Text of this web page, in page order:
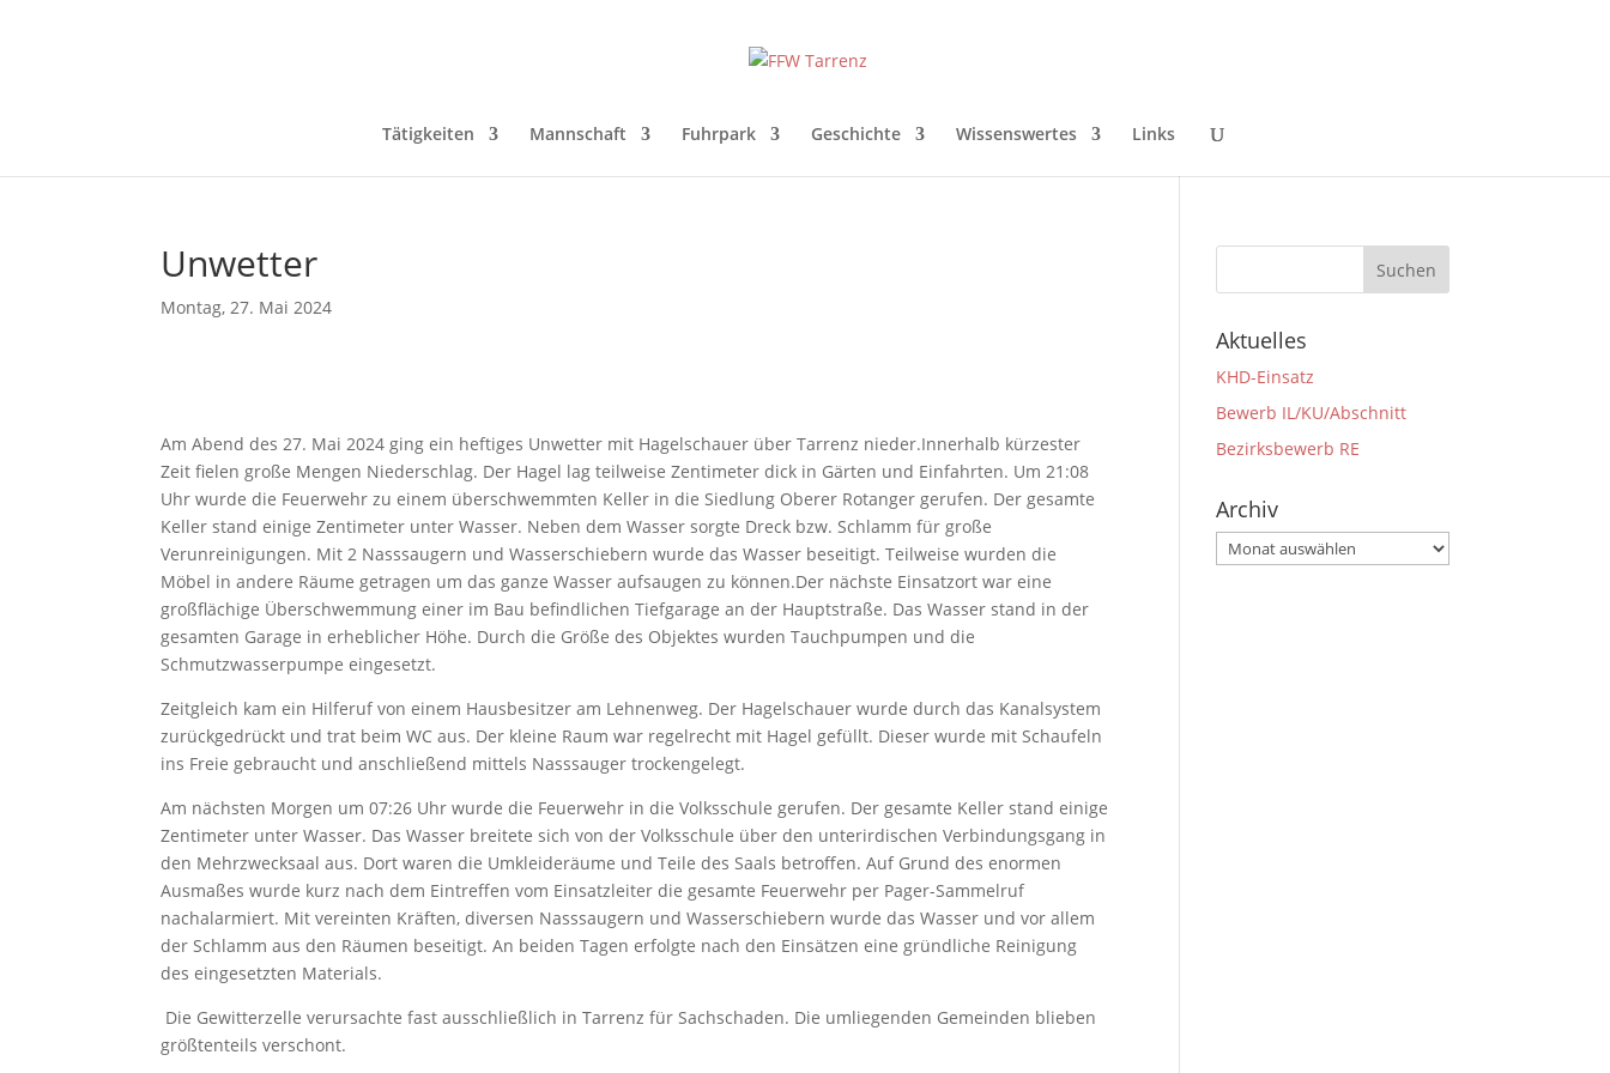
Tätigkeiten Mannschaft Fuhrpark Geschichte Wissenswertes Links
Unwetter
Montag, 27. Mai 2024
Am Abend des 27. Mai 2024 ging ein heftiges Unwetter mit Hagelschauer über Tarrenz nieder.Innerhalb kürzester
Zeit fielen große Mengen Niederschlag. Der Hagel lag teilweise Zentimeter dick in Gärten und Einfahrten. Um 21:08
Uhr wurde die Feuerwehr zu einem überschwemmten Keller in die Siedlung Oberer Rotanger gerufen. Der gesamte
Keller stand einige Zentimeter unter Wasser. Neben dem Wasser sorgte Dreck bzw. Schlamm für große
Verunreinigungen. Mit 2 Nasssaugern und Wasserschiebern wurde das Wasser beseitigt. Teilweise wurden die
Möbel in andere Räume getragen um das ganze Wasser aufsaugen zu können.Der nächste Einsatzort war eine
großflächige Überschwemmung einer im Bau befindlichen Tiefgarage an der Hauptstraße. Das Wasser stand in der
gesamten Garage in erheblicher Höhe. Durch die Größe des Objektes wurden Tauchpumpen und die
Schmutzwasserpumpe eingesetzt.
Zeitgleich kam ein Hilferuf von einem Hausbesitzer am Lehnenweg. Der Hagelschauer wurde durch das Kanalsystem
zurückgedrückt und trat beim WC aus. Der kleine Raum war regelrecht mit Hagel gefüllt. Dieser wurde mit Schaufeln
ins Freie gebraucht und anschließend mittels Nasssauger trockengelegt.
Am nächsten Morgen um 07:26 Uhr wurde die Feuerwehr in die Volksschule gerufen. Der gesamte Keller stand einige
Zentimeter unter Wasser. Das Wasser breitete sich von der Volksschule über den unterirdischen Verbindungsgang in
den Mehrzwecksaal aus. Dort waren die Umkleideräume und Teile des Saals betroffen. Auf Grund des enormen
Ausmaßes wurde kurz nach dem Eintreffen vom Einsatzleiter die gesamte Feuerwehr per Pager-Sammelruf
nachalarmiert. Mit vereinten Kräften, diversen Nasssaugern und Wasserschiebern wurde das Wasser und vor allem
der Schlamm aus den Räumen beseitigt. An beiden Tagen erfolgte nach den Einsätzen eine gründliche Reinigung
des eingesetzten Materials.
Die Gewitterzelle verursachte fast ausschließlich in Tarrenz für Sachschaden. Die umliegenden Gemeinden blieben
größtenteils verschont.
Aktuelles
KHD-Einsatz
Bewerb IL/KU/Abschnitt
Bezirksbewerb RE
Archiv
Archiv